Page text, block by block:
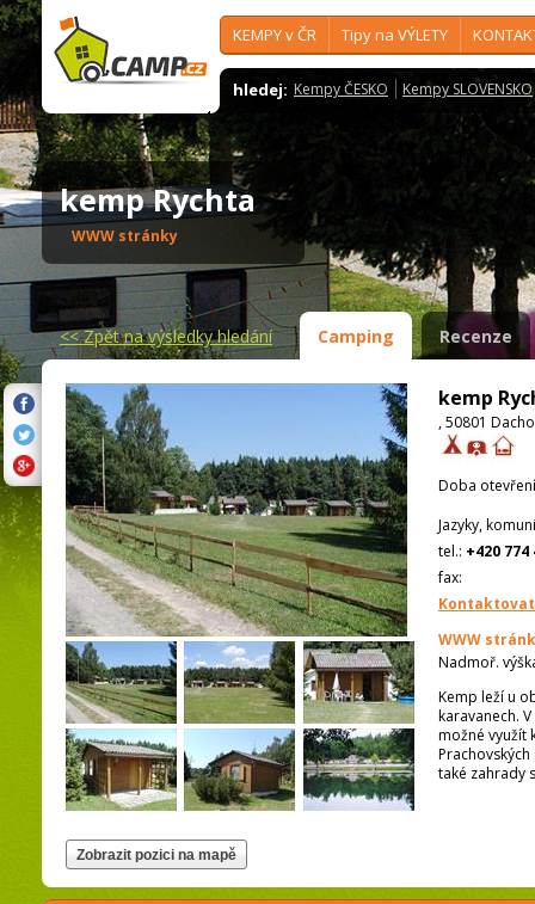
KEMPY v ČR Tipy na VÝLETY
hledej: Kempy ČESKO Kempy SLOVENSKO
kemp Rychta
WWW stránky
<<Zpět na výsledky hledání Camping Recenze
kemp
, 50801
Doba
Jazyky,
tel.: +420 774
fax:
WWW
Nadmoř.
Kemp leží u
karavanech.
možné využít
také zahrady